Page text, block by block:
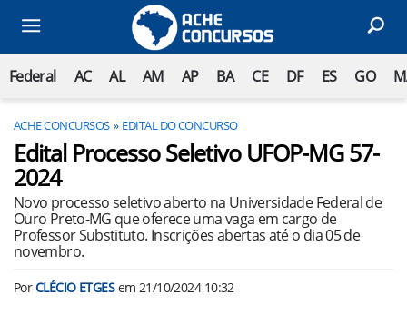
Federal AC AL AM AP BA CE DF ES GO
ACHE CONCURSOS EDITAL DO CONCURSO
Edital Processo Seletivo UFOP-MG 57-
2024
Novo processo seletivo aberto na Universidade Federal de
Ouro Preto-MG que oferece uma vaga em cargo de
Professor Substituto. Inscrições abertas até o dia 05 de
novembro.
PorCLÉCIO ETGESem 21/10/2024 10:32